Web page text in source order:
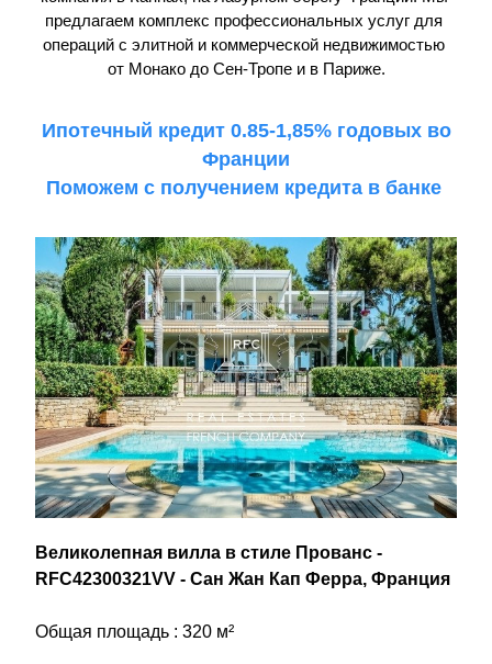
предлагаем комплекс профессиональных услуг для
операций с элитной и коммерческой недвижимостью
от Монако до Сен-Тропе и в Париже.
Ипотечный кредит 0.85-1,85% годовых во
Франции
Поможем с получением кредита в банке
Великолепная вилла в стиле Прованс -
RFC42300321VV - Сан Жан Кап Ферра, Франция
Общая площадь : 320 м²